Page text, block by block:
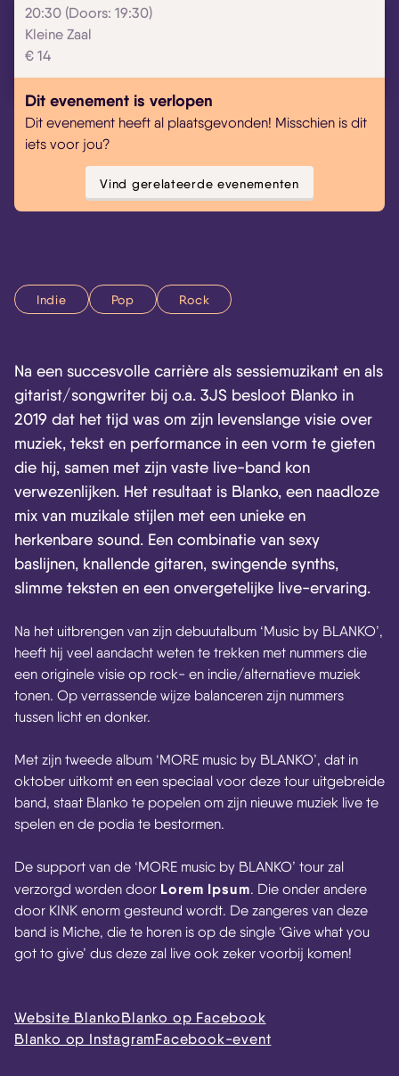
20:30 (Doors: 19:30)
Kleine Zaal
€ 14
Dit evenement is verlopen
Dit evenement heeft al plaatsgevonden! Misschien is dit
iets voor jou?
Vind gerelateerde evenementen
Indie Pop Rock
Na een succesvolle carrière als sessiemuzikant en als
gitarist/songwriter bij o.a. 3JS besloot Blanko in
2019 dat het tijd was om zijn levenslange visie over
muziek, tekst en performance in een vorm te gieten
die hij, samen met zijn vaste live-band kon
verwezenlijken. Het resultaat is Blanko, een naadloze
mix van muzikale stijlen met een unieke en
herkenbare sound. Een combinatie van sexy
baslijnen, knallende gitaren, swingende synths,
slimme teksten en een onvergetelijke live-ervaring.
Na het uitbrengen van zijn debuutalbum ‘Music by BLANKO’,
heeft hij veel aandacht weten te trekken met nummers die
een originele visie op rock- en indie/alternatieve muziek
tonen. Op verrassende wijze balanceren zijn nummers
tussen licht en donker.
Met zijn tweede album ‘MORE music by BLANKO’, dat in
oktober uitkomt en een speciaal voor deze tour uitgebreide
band, staat Blanko te popelen om zijn nieuwe muziek live te
spelen en de podia te bestormen.
De support van de ‘MORE music by BLANKO’ tour zal
verzorgd worden door Lorem Ipsum. Die onder andere
door KINK enorm gesteund wordt. De zangeres van deze
band is Miche, die te horen is op de single ‘Give what you
got to give’ dus deze zal live ook zeker voorbij komen!
Website BlankoBlanko op Facebook
Blanko op InstagramFacebook-event